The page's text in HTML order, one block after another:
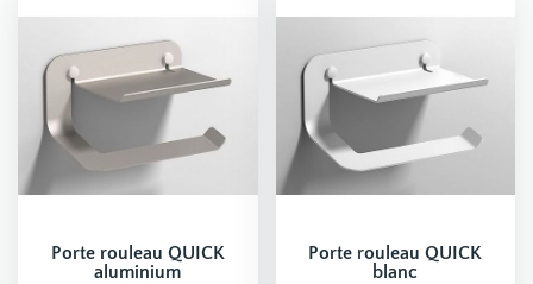
Porte rouleau QUICK
aluminium
Porte rouleau QUICK
blanc